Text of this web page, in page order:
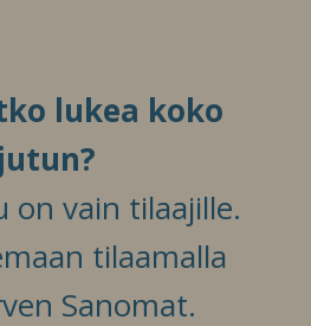
lukea koko
jutun?
on vain tilaajille.
tilaamalla
Sanomat.